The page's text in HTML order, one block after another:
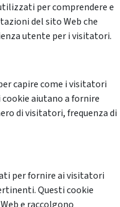
per comprendere e
del sito Web che
utente per i visitatori.
capire come i visitatori
aiutano a fornire
di visitatori, frequenza di
per fornire ai visitatori
Questi cookie